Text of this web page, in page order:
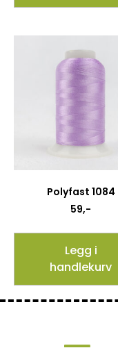
Polyfast 1084
59,-
Legg i
handlekurv